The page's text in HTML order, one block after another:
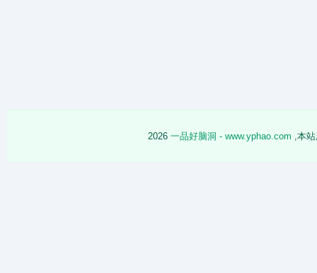
2026 一品好脑洞 - www.yphao.com ,本